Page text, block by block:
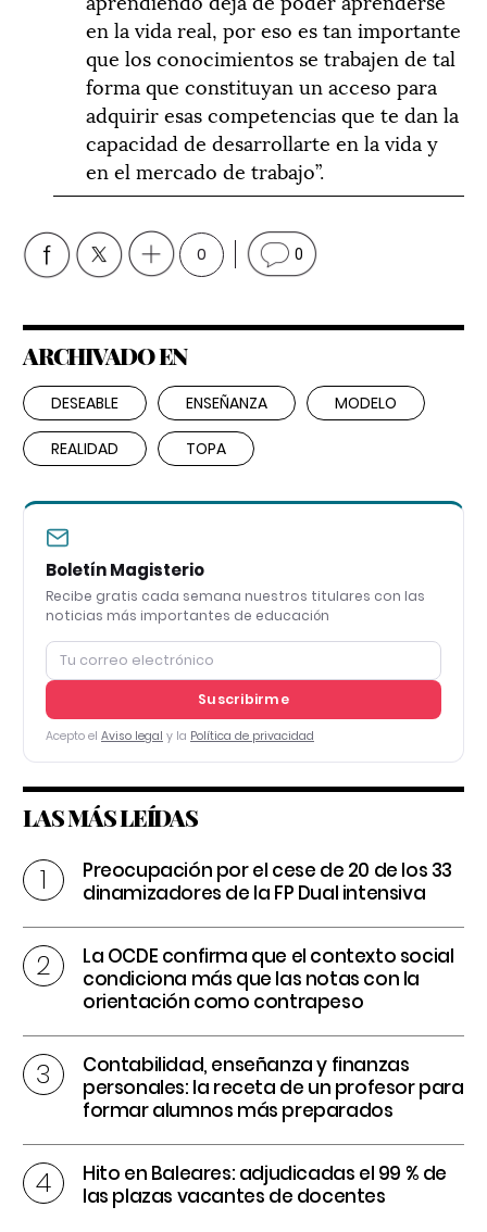
en la vida real, por eso es tan importante
que los conocimientos se trabajen de tal
forma que constituyan un acceso para
adquirir esas competencias que te dan la
capacidad de desarrollarte en la vida y
en el mercado de trabajo”.
0 0
ARCHIVADO EN
DESEABLE ENSEÑANZA MODELO
REALIDAD TOPA
Boletín Magisterio
Recibe gratis cada semana nuestros titulares con las
noticias más importantes de educación
Suscribirme
Acepto el Aviso legal y la Política de privacidad
LAS MÁS LEÍDAS
Preocupación por el cese de 20 de los 33
dinamizadores de la FP Dual intensiva
La OCDE confirma que el contexto social
condiciona más que las notas con la
orientación como contrapeso
Contabilidad, enseñanza y finanzas
personales: la receta de un profesor para
formar alumnos más preparados
Hito en Baleares: adjudicadas el 99 % de
las plazas vacantes de docentes